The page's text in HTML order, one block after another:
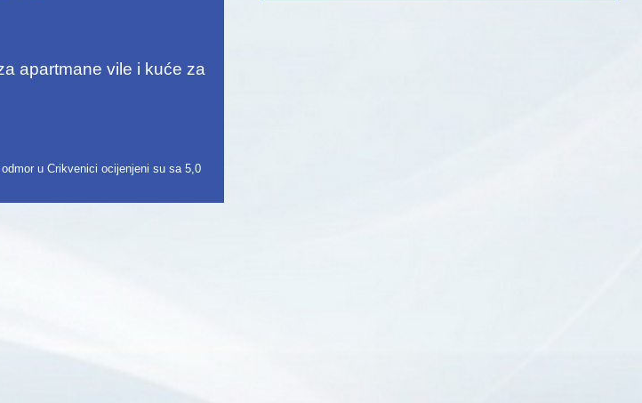
apartmane vile i kuće za
u Crikvenici ocijenjeni su sa5,0